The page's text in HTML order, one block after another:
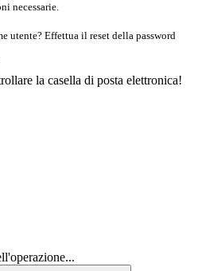
necessarie.
utente? Effettua il reset della password
la casella di posta elettronica!